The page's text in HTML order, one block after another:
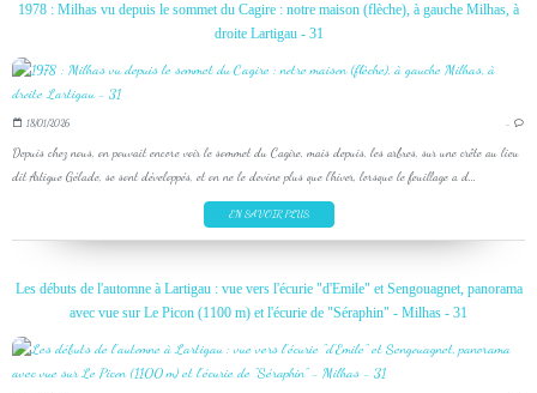
1978 : Milhas vu depuis le sommet du Cagire : notre maison (flèche), à gauche Milhas, à
droite Lartigau - 31
18/01/2026 …
Depuis chez nous, on pouvait encore voir le sommet du Cagire, mais depuis, les arbres, sur une crête au lieu
dit Artigue Gélade, se sont développés, et on ne le devine plus que l'hiver, lorsque le feuillage a d...
EN SAVOIR PLUS
Les débuts de l'automne à Lartigau : vue vers l'écurie "d'Emile" et Sengouagnet, panorama
avec vue sur Le Picon (1100 m) et l'écurie de "Séraphin" - Milhas - 31